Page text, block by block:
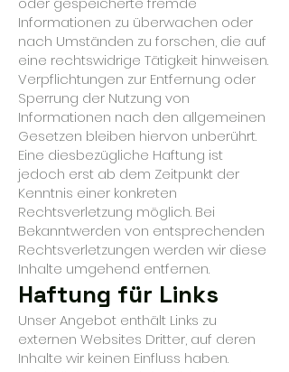
Informationen zu überwachen oder
nach Umständen zu forschen, die auf
eine rechtswidrige Tätigkeit hinweisen.
Verpflichtungen zur Entfernung oder
Sperrung der Nutzung von
Informationen nach den allgemeinen
Gesetzen bleiben hiervon unberührt.
Eine diesbezügliche Haftung ist
jedoch erst ab dem Zeitpunkt der
Kenntnis einer konkreten
Rechtsverletzung möglich. Bei
Bekanntwerden von entsprechenden
Rechtsverletzungen werden wir diese
Inhalte umgehend entfernen.
Haftung für Links
Unser Angebot enthält Links zu
externen Websites Dritter, auf deren
Inhalte wir keinen Einfluss haben.